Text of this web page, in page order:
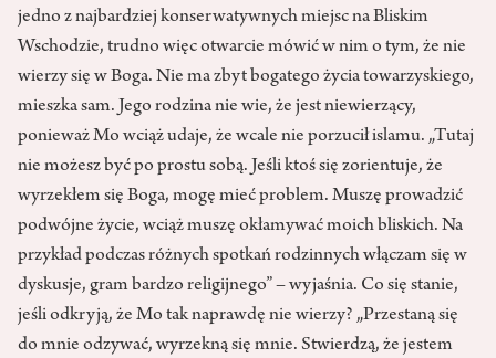
jedno z najbardziej konserwatywnych miejsc na Bliskim
Wschodzie, trudno więc otwarcie mówić w nim o tym, że nie
wierzy się w Boga. Nie ma zbyt bogatego życia towarzyskiego,
mieszka sam. Jego rodzina nie wie, że jest niewierzący,
ponieważ Mo wciąż udaje, że wcale nie porzucił islamu. „Tutaj
nie możesz być po prostu sobą. Jeśli ktoś się zorientuje, że
wyrzekłem się Boga, mogę mieć problem. Muszę prowadzić
podwójne życie, wciąż muszę okłamywać moich bliskich. Na
przykład podczas różnych spotkań rodzinnych włączam się w
dyskusje, gram bardzo religijnego” – wyjaśnia. Co się stanie,
jeśli odkryją, że Mo tak naprawdę nie wierzy? „Przestaną się
do mnie odzywać, wyrzekną się mnie. Stwierdzą, że jestem